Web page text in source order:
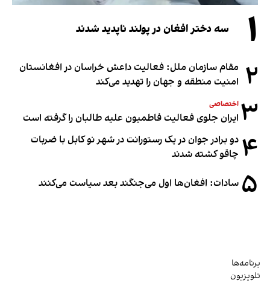
۱ سه دختر افغان در پولند ناپدید شدند
۲ مقام سازمان ملل: فعالیت داعش خراسان در افغانستان
امنیت منطقه و جهان را تهدید می‌کند
۳ اختصاصی
ایران جلوی فعالیت فاطمیون علیه طالبان را گرفته است
۴ دو برادر جوان در یک رستورانت در شهر نو کابل با ضربات
چاقو کشته شدند
۵ سادات: افغان‌ها اول می‌جنگند بعد سیاست می‌کنند
برنامه‌ها
تلویزیون